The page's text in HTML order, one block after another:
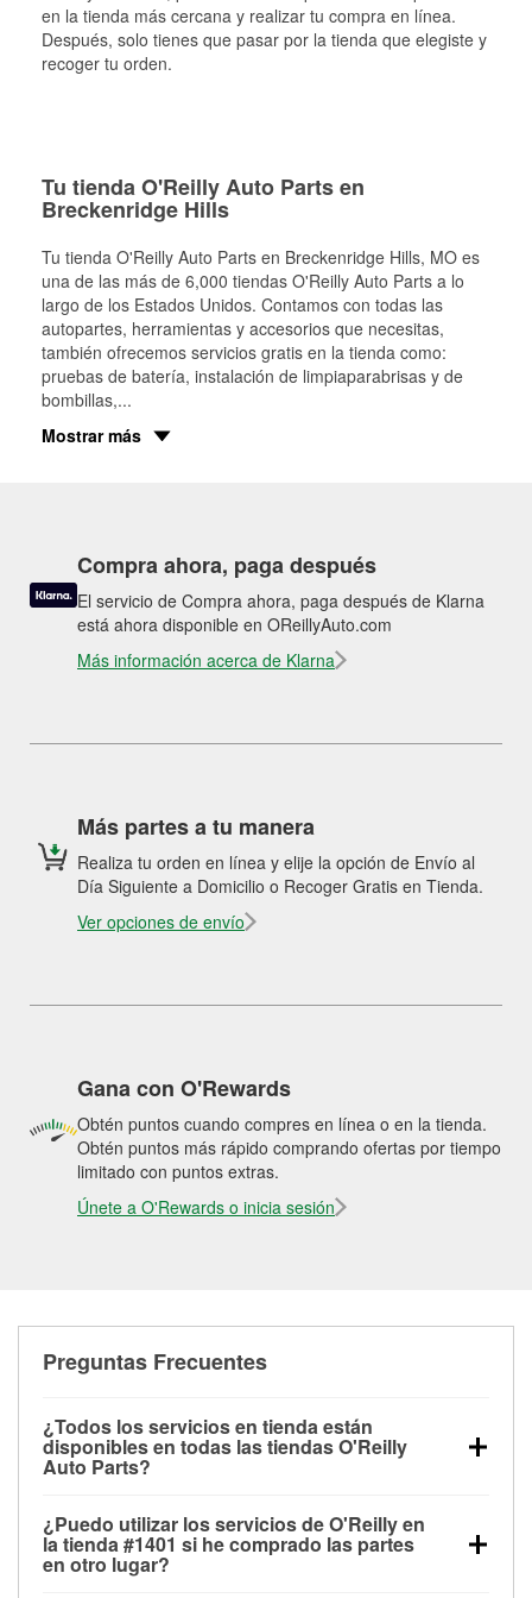
en la tienda más cercana y realizar tu compra en línea.
Después, solo tienes que pasar por la tienda que elegiste y
recoger tu orden.
Tu tienda O'Reilly Auto Parts en
Breckenridge Hills
Tu tienda O'Reilly Auto Parts en Breckenridge Hills, MO es
una de las más de 6,000 tiendas O'Reilly Auto Parts a lo
largo de los Estados Unidos. Contamos con todas las
autopartes, herramientas y accesorios que necesitas,
también ofrecemos servicios gratis en la tienda como:
pruebas de batería, instalación de limpiaparabrisas y de
bombillas,...
Mostrar más
Compra ahora, paga después
El servicio de Compra ahora, paga después de Klarna
está ahora disponible en OReillyAuto.com
Más información acerca de Klarna
Más partes a tu manera
Realiza tu orden en línea y elije la opción de Envío al
Día Siguiente a Domicilio o Recoger Gratis en Tienda.
Ver opciones de envío
Gana con O'Rewards
Obtén puntos cuando compres en línea o en la tienda.
Obtén puntos más rápido comprando ofertas por tiempo
limitado con puntos extras.
Únete a O'Rewards o inicia sesión
Preguntas Frecuentes
¿Todos los servicios en tienda están
disponibles en todas las tiendas O'Reilly
Auto Parts?
las pruebas de batería, pruebas de alternador y
motor de arranque, revisión de la luz “Check Engine”
con O'Reilly VeriScan® e instalación de
¿Puedo utilizar los servicios de O'Reilly en
la tienda #1401 si he comprado las partes
en otro lugar?